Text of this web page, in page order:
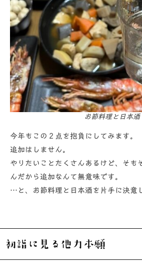
お節料理と日本酒
今年もこの２点を抱負にしてみます。
追加はしません。
やりたいことたくさんあるけど、そも
んだから追加なんて無意味です。
…と、お節料理と日本酒を片手に決意
初詣に見る他力本願